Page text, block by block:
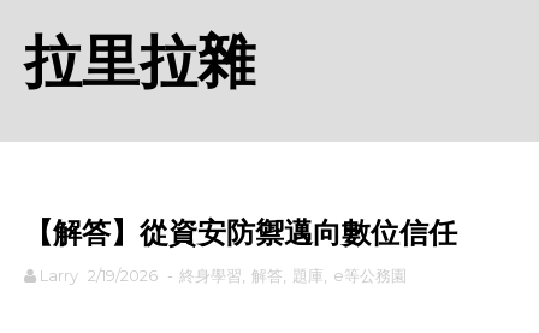
拉里拉雜
【解答】從資安防禦邁向數位信任
Larry 2/19/2026 - 終身學習 解答 題庫 e等公務園